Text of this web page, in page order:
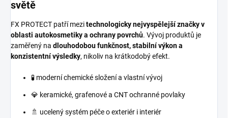
světě
FX PROTECT patří mezitechnologicky nejvyspělejší značky v
oblasti autokosmetiky a ochrany povrchů. Vývoj produktů je
zaměřený na dlouhodobou funkčnost, stabilní výkon a
konzistentní výsledky, nikoliv na krátkodobý efekt.
🧪 moderní chemické složení a vlastní vývoj
💎 keramické, grafenové a CNT ochranné povlaky
🚿 ucelený systém péče o exteriér i interiér